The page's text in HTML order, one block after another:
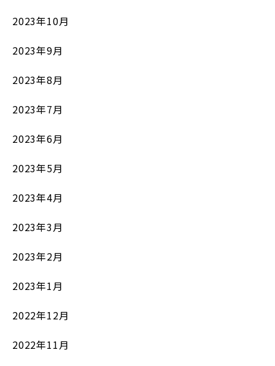
2023年10月
2023年9月
2023年8月
2023年7月
2023年6月
2023年5月
2023年4月
2023年3月
2023年2月
2023年1月
2022年12月
2022年11月